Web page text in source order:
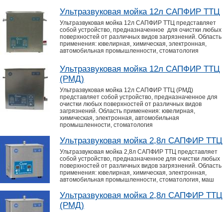
Ультразвуковая мойка 12л САПФИР ТТЦ
Ультразвуковая мойка 12л САПФИР ТТЦ представляет
собой устройство, предназначенное для очистки любых
поверхностей от различных видов загрязнений. Область
применения: ювелирная, химическая, электронная,
автомобильная промышленности, стоматология
Ультразвуковая мойка 12л САПФИР ТТЦ
(РМД)
Ультразвуковая мойка 12л САПФИР ТТЦ (РМД)
представляет собой устройство, предназначенное для
очистки любых поверхностей от различных видов
загрязнений. Область применения: ювелирная,
химическая, электронная, автомобильная
промышленности, стоматология
Ультразвуковая мойка 2,8л САПФИР ТТЦ
Ультразвуковая мойка 2,8л САПФИР ТТЦ представляет
собой устройство, предназначенное для очистки любых
поверхностей от различных видов загрязнений. Область
применения: ювелирная, химическая, электронная,
автомобильная промышленности, стоматология, маш
Ультразвуковая мойка 2,8л САПФИР ТТЦ
(РМД)